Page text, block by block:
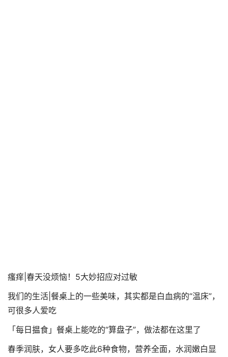
瘙痒|春天没烦恼！5大妙招应对过敏
我们的生活|餐桌上的一些美味，其实都是白血病的“温床”，
可很多人爱吃
「每日揾食」餐桌上能吃的“算盘子”，做法都在这里了
春季润肤，女人要多吃此6种食物，营养全面，水润嫩白显